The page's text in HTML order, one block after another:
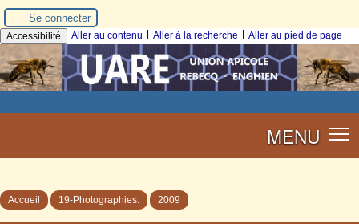
Se connecter
Accessibilité Aller au contenu Aller à la recherche Aller au pied de page
MENU
Accueil 19-Photographies. 2009